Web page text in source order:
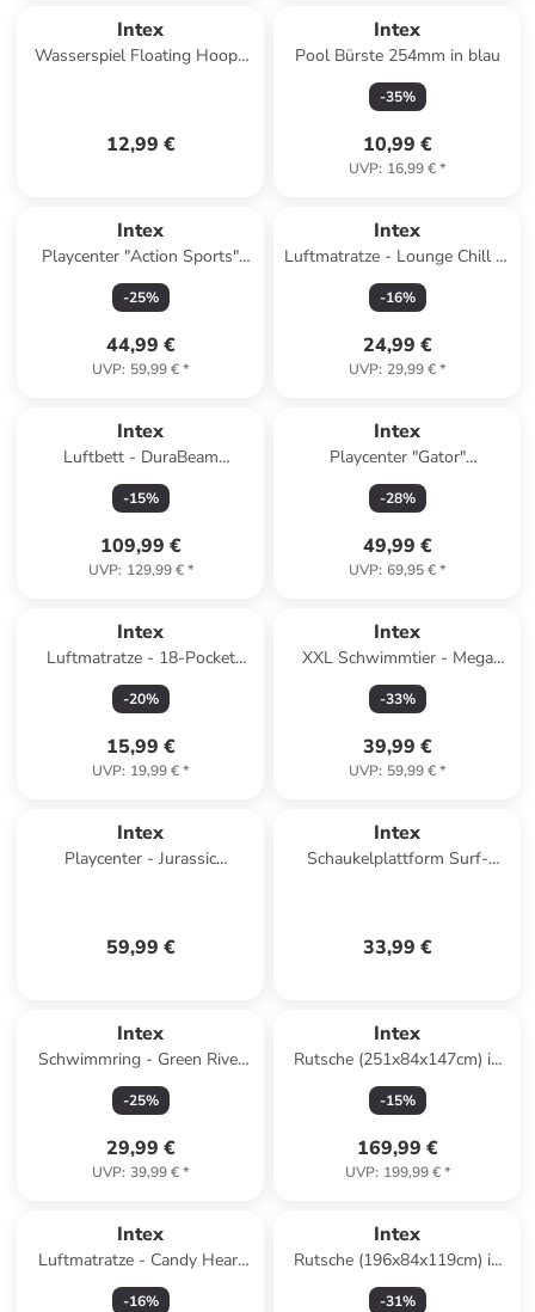
Intex
Wasserspiel Floating Hoops
12,99 €
Intex
Pool Bürste 254mm in blau
-35%
10,99 €
UVP: 16,99 €*
Intex
Playcenter "Action Sports"
325x267x102cm ab 3 Jahre in
bunt
-25%
44,99 €
UVP: 59,99 €*
Intex
Luftmatratze - Lounge Chill N'
Float 163x104cm in grün
-16%
24,99 €
UVP: 29,99 €*
Intex
Luftbett - DuraBeam
Headboard Plush Queen
152x236x86cm in grau
-15%
109,99 €
UVP: 129,99 €*
Intex
Playcenter "Gator"
201x107x84cm ab 2 Jahre in
bunt
-28%
49,99 €
UVP: 69,95 €*
Intex
Luftmatratze - 18-Pocket
Suntanner (188x71cm) in grau
-20%
15,99 €
UVP: 19,99 €*
Intex
XXL Schwimmtier - Mega
Unicorn Island
287x193x165cm in
-33%
39,99 €
UVP: 59,99 €*
Intex
Playcenter - Jurassic
59,99 €
Intex
Schaukelplattform Surf-
33,99 €
Intex
Schwimmring - Green River
Run Ø135 cm in grün
-25%
29,99 €
UVP: 39,99 €*
Intex
Rutsche (251x84x147cm) in
blau
-15%
169,99 €
UVP: 199,99 €*
Intex
Luftmatratze - Candy Heart
Island 145x142cm in rosa
-16%
Intex
Rutsche (196x84x119cm) in
blau
-31%